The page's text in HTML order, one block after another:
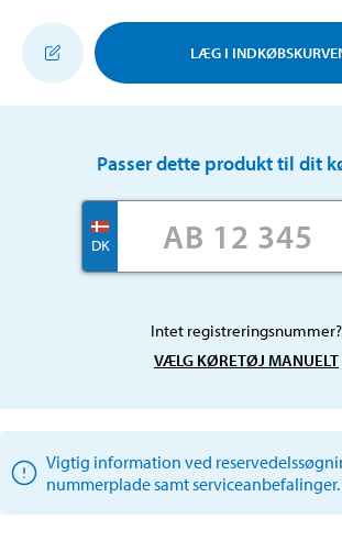
LÆG I
Passer dette produkt til dit
DK
Intet registreringsnummer?
VÆLG KØRETØJ MANUELT
Vigtig information ved
nummerplade samt serviceanbefalinger.